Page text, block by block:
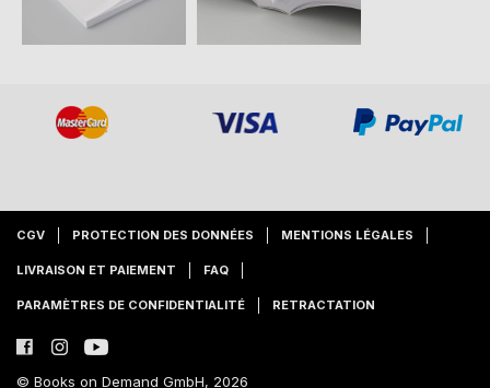
CGV PROTECTION DES DONNÉES MENTIONS LÉGALES
LIVRAISON ET PAIEMENT FAQ
PARAMÈTRES DE CONFIDENTIALITÉ RETRACTATION
© Books on Demand GmbH, 2026